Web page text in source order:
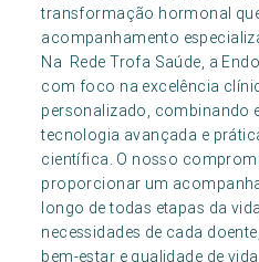
transformação hormonal
acompanhamento
Na Rede Trofa Saúde, a
com foco na excelência
personalizado, combinando
tecnologia avançada e
científica. O nosso
proporcionar um
longo de todas etapas da
necessidades de cada
bem-estar e qualidade de